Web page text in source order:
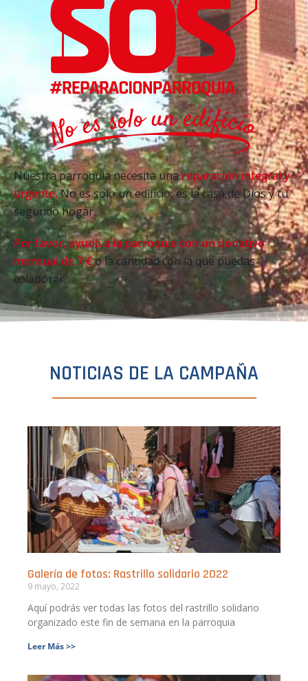
Nuestra parroquia necesita unareparación integral y
urgente.No es solo un edificio, es la casa de Dios y tu
segundo hogar.
Por favor, ayuda a la parroquia con un donativo
mensual de 7 €o la cantidad con la que puedas
colaborar.
NOTICIAS DE LA CAMPAÑA
Galería de fotos: Rastrillo solidario 2022
9 mayo, 2022
Aquí podrás ver todas las fotos del rastrillo solidario
organizado este fin de semana en la parroquia
Leer Más >>